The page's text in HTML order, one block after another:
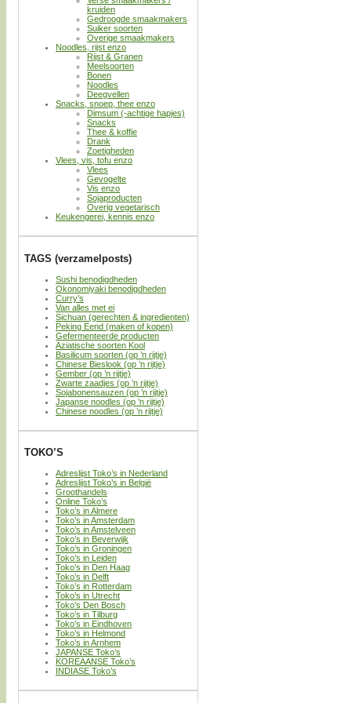
kruiden
Gedroogde smaakmakers
Suiker soorten
Overige smaakmakers
Noodles, rijst enzo
Rijst & Granen
Meelsoorten
Bonen
Noodles
Deegvellen
Snacks, snoep, thee enzo
Dimsum (-achtige hapjes)
Snacks
Thee & koffie
Drank
Zoetigheden
Vlees, vis, tofu enzo
Vlees
Gevogelte
Vis enzo
Sojaproducten
Overig vegetarisch
Keukengerei, kennis enzo
TAGS (verzamelposts)
Sushi benodigdheden
Okonomiyaki benodigdheden
Curry’s
Van alles met ei
Sichuan (gerechten & ingredienten)
Peking Eend (maken of kopen)
Gefermenteerde producten
Aziatische soorten Kool
Basilicum soorten (op ’n rijtje)
Chinese Bieslook (op ’n rijtje)
Gember (op ’n rijtje)
Zwarte zaadjes (op ’n rijtje)
Sojabonensauzen (op ’n rijtje)
Japanse noodles (op ’n rijtje)
Chinese noodles (op ’n rijtje)
TOKO’S
Adreslijst Toko’s in Nederland
Adreslijst Toko’s in België
Groothandels
Online Toko’s
Toko’s in Almere
Toko’s in Amsterdam
Toko’s in Amstelveen
Toko’s in Beverwijk
Toko’s in Groningen
Toko’s in Leiden
Toko’s in Den Haag
Toko’s in Delft
Toko’s in Rotterdam
Toko’s in Utrecht
Toko’s Den Bosch
Toko’s in Tilburg
Toko’s in Eindhoven
Toko’s in Helmond
Toko’s in Arnhem
JAPANSE Toko’s
KOREAANSE Toko’s
INDIASE Toko’s